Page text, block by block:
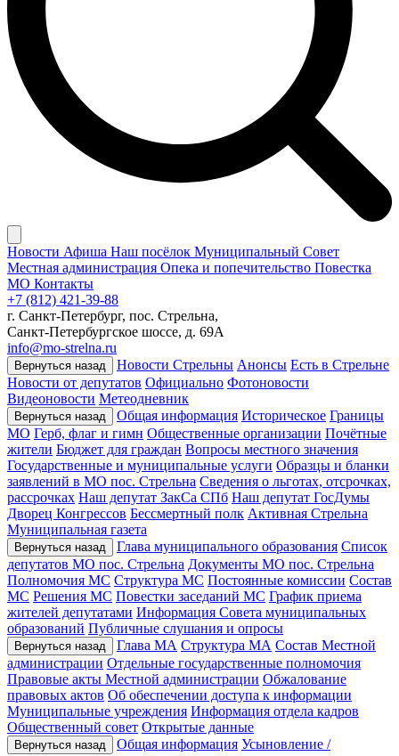
Новости Афиша Наш посёлок Муниципальный Совет
Местная администрация Опека и попечительство Повестка
МО Контакты
+7 (812) 421-39-88
г. Санкт-Петербург, пос. Стрельна,
Санкт-Петербургское шоссе, д. 69А
info@mo-strelna.ru
Вернуться назад Новости Стрельны Анонсы Есть в Стрельне
Новости от депутатов Официально Фотоновости
Видеоновости Метеодневник
Вернуться назад Общая информация Историческое Границы
МО Герб, флаг и гимн Общественные организации Почётные
жители Бюджет для граждан Вопросы местного значения
Государственные и муниципальные услуги Образцы и бланки
заявлений в МО пос. Стрельна Сведения о льготах, отсрочках,
рассрочках Наш депутат ЗакСа СПб Наш депутат ГосДумы
Дворец Конгрессов Бессмертный полк Активная Стрельна
Муниципальная газета
Вернуться назад Глава муниципального образования Список
депутатов МО пос. Стрельна Документы МО пос. Стрельна
Полномочия МС Структура МС Постоянные комиссии Состав
МС Решения МС Повестки заседаний МС График приема
жителей депутатами Информация Совета муниципальных
образований Публичные слушания и опросы
Вернуться назад Глава МА Структура МА Состав Местной
администрации Отдельные государственные полномочия
Правовые акты Местной администрации Обжалование
правовых актов Об обеспечении доступа к информации
Муниципальные учреждения Информация отдела кадров
Общественный совет Открытые данные
Вернуться назад Общая информация Усыновление /